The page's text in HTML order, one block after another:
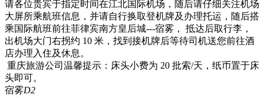
请各位贵宾于指定时间在江北国际机场，随后请仔细关注机场
大屏所乘航班信息，并请自行换取登机牌及办理托运，随后搭
乘国际航班前往菲律宾南方皇后城---宿雾， 抵达后取行李，
出机场大门右拐约 10 米，找到接机牌后等待司机送您前往酒
店办理入住及休息。
重庆旅游公司温馨提示：床头小费为 20 批索/天，纸币置于床
头即可。
宿雾D2